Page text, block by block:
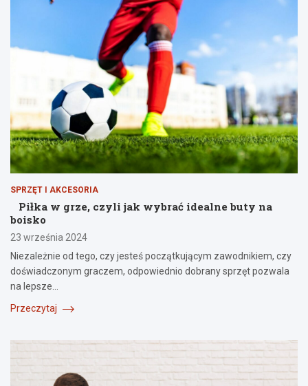
SPRZĘT I AKCESORIA
Piłka w grze, czyli jak wybrać idealne buty na
boisko
23 września 2024
Niezależnie od tego, czy jesteś początkującym zawodnikiem, czy
doświadczonym graczem, odpowiednio dobrany sprzęt pozwala
na lepsze…
Przeczytaj